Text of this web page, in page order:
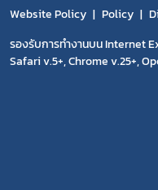
Website Policy
Policy
รองรับการทำงานบน Internet
Safari v.5+, Chrome v.25+,